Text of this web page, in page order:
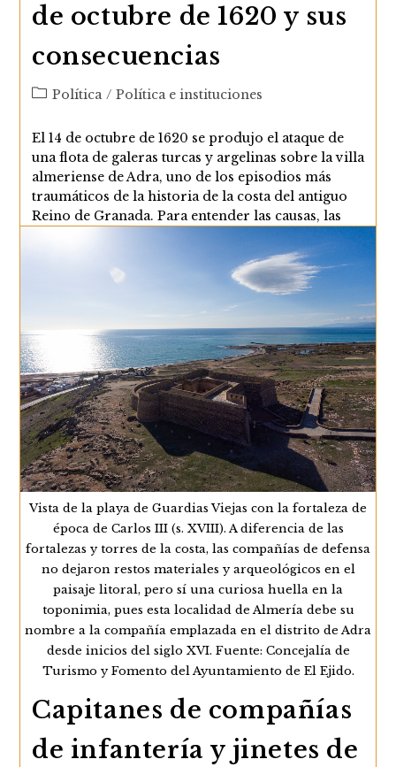
de octubre de 1620 y sus
consecuencias
Categoría
la
entrada:
Política / Política e instituciones
El 14 de octubre de 1620 se produjo el ataque de
una flota de galeras turcas y argelinas sobre la villa
almeriense de Adra, uno de los episodios más
traumáticos de la historia de la costa del antiguo
Reino de Granada. Para entender las causas, las
consecuencias y el impacto de este ataque es
preciso situarlo en un contexto mucho más
amplio: la política norteafricana de Felipe III y el
papel jugado por la frontera marítima…
Continuar LeyendoEl
Asalto
Turco-
Berberisco
A
Adra
El
14
De
Octubre
De
1620
Y
Sus
Consecuencias
Vista de la playa de Guardias Viejas con la fortaleza de
época de Carlos III (s. XVIII). A diferencia de las
fortalezas y torres de la costa, las compañías de defensa
no dejaron restos materiales y arqueológicos en el
paisaje litoral, pero sí una curiosa huella en la
toponimia, pues esta localidad de Almería debe su
nombre a la compañía emplazada en el distrito de Adra
desde inicios del siglo XVI. Fuente: Concejalía de
Turismo y Fomento del Ayuntamiento de El Ejido.
Capitanes de compañías
de infantería y jinetes de